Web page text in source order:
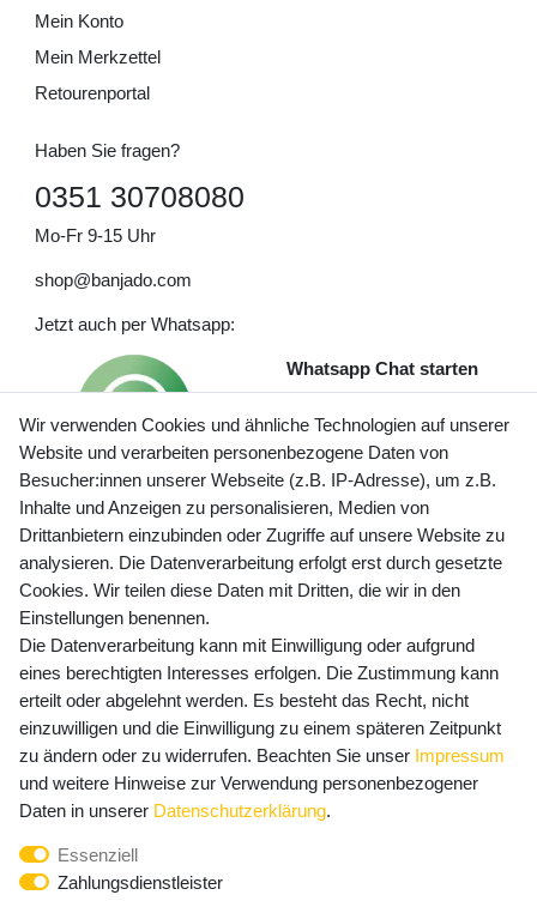
Mein Konto
Mein Merkzettel
Retourenportal
Haben Sie fragen?
0351 30708080
Mo-Fr 9-15 Uhr
shop@banjado.com
Jetzt auch per Whatsapp:
Whatsapp Chat starten
Preisangaben inkl. gesetzl. MwSt. und zzgl. Service- und
Versandkosten
Newsletter Anmeldung - Keine Angebote
mehr verpassen!
E-MAIL **
Newsletter
Honig
Hiermit bestätige ich, dass ich dieDaten­schutz­erklärung
widerrufen.**
Wir verwenden Cookies und ähnliche Technologien auf unserer
Website und verarbeiten personenbezogene Daten von
Besucher:innen unserer Webseite (z.B. IP-Adresse), um z.B.
Inhalte und Anzeigen zu personalisieren, Medien von
Drittanbietern einzubinden oder Zugriffe auf unsere Website zu
analysieren. Die Datenverarbeitung erfolgt erst durch gesetzte
Cookies. Wir teilen diese Daten mit Dritten, die wir in den
Einstellungen benennen.
Die Datenverarbeitung kann mit Einwilligung oder aufgrund
eines berechtigten Interesses erfolgen. Die Zustimmung kann
erteilt oder abgelehnt werden. Es besteht das Recht, nicht
einzuwilligen und die Einwilligung zu einem späteren Zeitpunkt
zu ändern oder zu widerrufen. Beachten Sie unser Impressum
und weitere Hinweise zur Verwendung personenbezogener
Daten in unserer Daten­schutz­erklärung.
Essenziell
Zahlungsdienstleister